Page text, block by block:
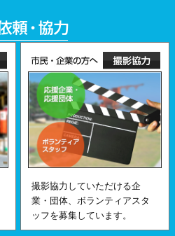
撮影協力していただける企
業・団体、ボランティアスタ
ッフを募集しています。